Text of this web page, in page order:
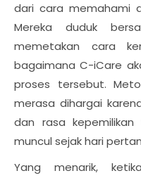
dari cara memahami
Mereka duduk
memetakan cara
bagaimana C-iCare
proses tersebut.
merasa dihargai
dan rasa
muncul sejak hari
Yang menarik,